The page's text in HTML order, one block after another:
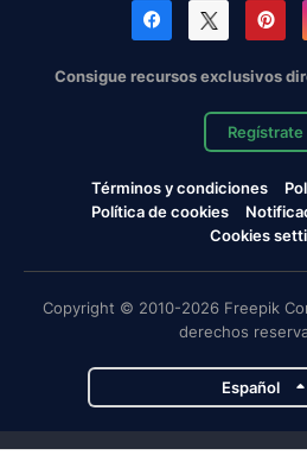
Consigue recursos exclusivos
Regístrate
Términos y condiciones
Política de cookies
Cookies
Copyright © 2010-2026 Freepik
derechos
Español